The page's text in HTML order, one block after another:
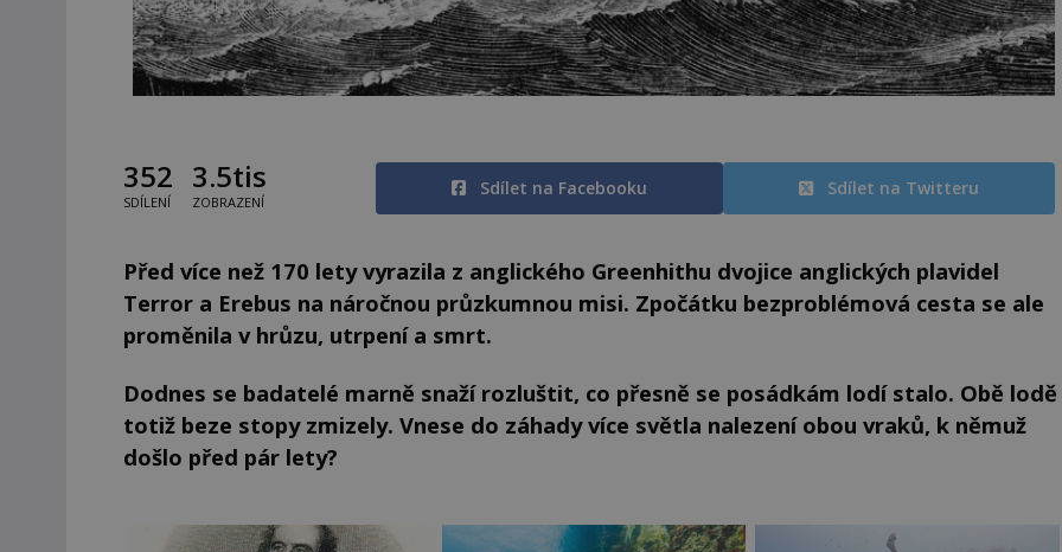
352
SDÍLENÍ
3.5tis
ZOBRAZENÍ
Sdílet na Facebooku Sdílet na Twitteru
Před více než 170 lety vyrazila z anglického Greenhithu dvojice anglických plavidel
Terror a Erebus na náročnou průzkumnou misi. Zpočátku bezproblémová cesta se ale
proměnila v hrůzu, utrpení a smrt.
Dodnes se badatelé marně snaží rozluštit, co přesně se posádkám lodí stalo. Obě lodě
totiž beze stopy zmizely. Vnese do záhady více světla nalezení obou vraků, k němuž
došlo před pár lety?